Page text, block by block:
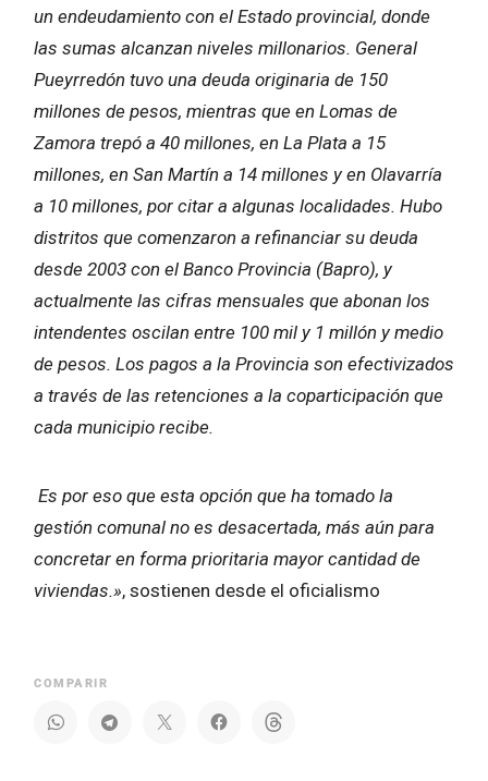
un endeudamiento con el Estado provincial, donde
las sumas alcanzan niveles millonarios. General
Pueyrredón tuvo una deuda originaria de 150
millones de pesos, mientras que en Lomas de
Zamora trepó a 40 millones, en La Plata a 15
millones, en San Martín a 14 millones y en Olavarría
a 10 millones, por citar a algunas localidades. Hubo
distritos que comenzaron a refinanciar su deuda
desde 2003 con el Banco Provincia (Bapro), y
actualmente las cifras mensuales que abonan los
intendentes oscilan entre 100 mil y 1 millón y medio
de pesos. Los pagos a la Provincia son efectivizados
a través de las retenciones a la coparticipación que
cada municipio recibe.
Es por eso que esta opción que ha tomado la
gestión comunal no es desacertada, más aún para
concretar en forma prioritaria mayor cantidad de
viviendas.», sostienen desde el oficialismo
COMPARIR